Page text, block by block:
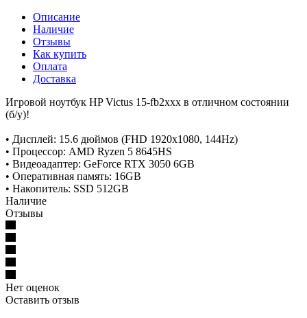
Описание
Наличие
Отзывы
Как купить
Оплата
Доставка
Игровой ноутбук HP Victus 15-fb2xxx в отличном состоянии
(б/у)!
• Дисплей: 15.6 дюймов (FHD 1920x1080, 144Hz)
• Процессор: AMD Ryzen 5 8645HS
• Видеоадаптер: GeForce RTX 3050 6GB
• Оперативная память: 16GB
• Накопитель: SSD 512GB
Наличие
Отзывы
Нет оценок
Оставить отзыв